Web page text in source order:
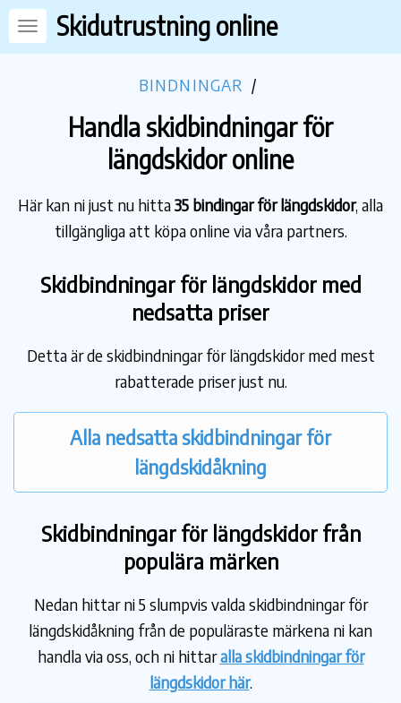
Skidutrustning online
BINDNINGAR /
Handla skidbindningar för
längdskidor online
Här kan ni just nu hitta35 bindingar för längdskidor, alla
tillgängliga att köpa online via våra partners.
Skidbindningar för längdskidor med
nedsatta priser
Detta är de skidbindningar för längdskidor med mest
rabatterade priser just nu.
Alla nedsatta skidbindningar för
längdskidåkning
Skidbindningar för längdskidor från
populära märken
Nedan hittar ni 5 slumpvis valda skidbindningar för
längdskidåkning från de populäraste märkena ni kan
handla via oss, och ni hittaralla skidbindningar för
längdskidor här.